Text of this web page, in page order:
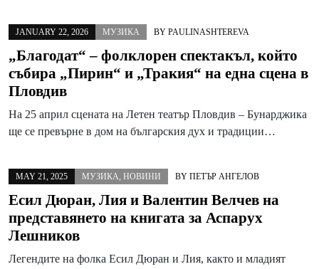
JANUARY 22, 2026 МУЗИКА BY PAULINASHTEREVA
„Благодат“ – фолклорен спектакъл, който
събира „Пирин“ и „Тракия“ на една сцена в
Пловдив
На 25 април сцената на Летен театър Пловдив – Бунарджика
ще се превърне в дом на българския дух и традиции…
MAY 21, 2025 МУЗИКА, НОВИНИ BY ПЕТЪР АНГЕЛОВ
Есил Дюран, Лия и Валентин Велчев на
представянето на книгата за Аспарух
Лешников
Легендите на фолка Есил Дюран и Лия, както и младият